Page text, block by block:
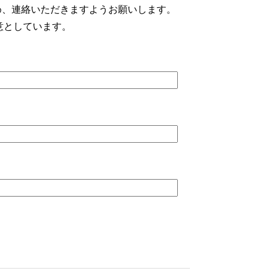
連絡いただきますようお願いします。
しています。